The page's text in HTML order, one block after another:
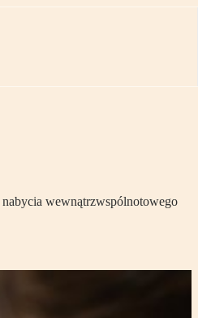
nabycia wewnątrzwspólnotowego